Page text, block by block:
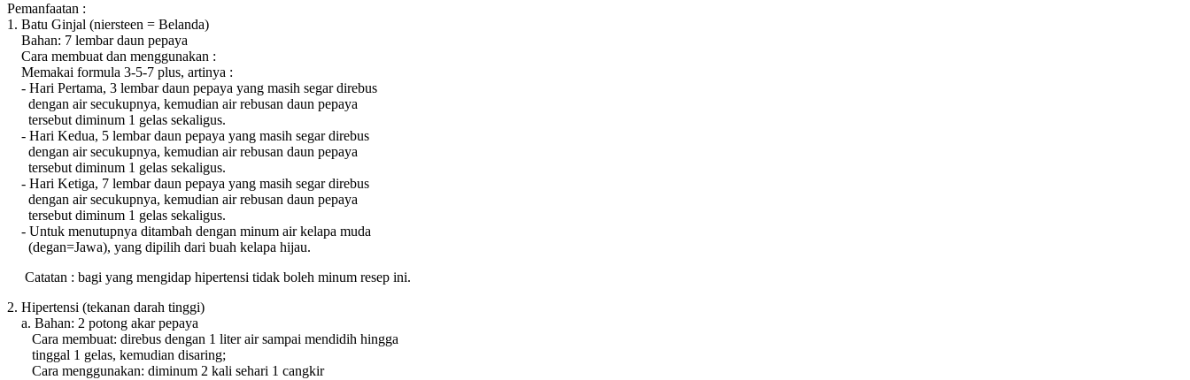
Pemanfaatan :
1. Batu Ginjal (niersteen = Belanda)
Bahan: 7 lembar daun pepaya
Cara membuat dan menggunakan :
Memakai formula 3-5-7 plus, artinya :
- Hari Pertama, 3 lembar daun pepaya yang masih segar direbus
dengan air secukupnya, kemudian air rebusan daun pepaya
tersebut diminum 1 gelas sekaligus.
- Hari Kedua, 5 lembar daun pepaya yang masih segar direbus
dengan air secukupnya, kemudian air rebusan daun pepaya
tersebut diminum 1 gelas sekaligus.
- Hari Ketiga, 7 lembar daun pepaya yang masih segar direbus
dengan air secukupnya, kemudian air rebusan daun pepaya
tersebut diminum 1 gelas sekaligus.
- Untuk menutupnya ditambah dengan minum air kelapa muda
(degan=Jawa), yang dipilih dari buah kelapa hijau.
Catatan : bagi yang mengidap hipertensi tidak boleh minum resep ini.
2. Hipertensi (tekanan darah tinggi)
a. Bahan: 2 potong akar pepaya
Cara membuat: direbus dengan 1 liter air sampai mendidih hingga
tinggal 1 gelas, kemudian disaring;
Cara menggunakan: diminum 2 kali sehari 1 cangkir